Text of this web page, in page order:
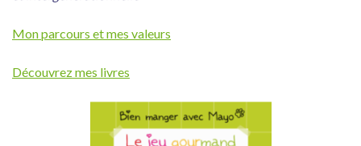
Mon parcours et mes valeurs
Découvrez mes livres